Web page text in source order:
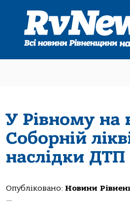
У Рівному на
Соборній
наслідки
Опубліковано: Новини
—